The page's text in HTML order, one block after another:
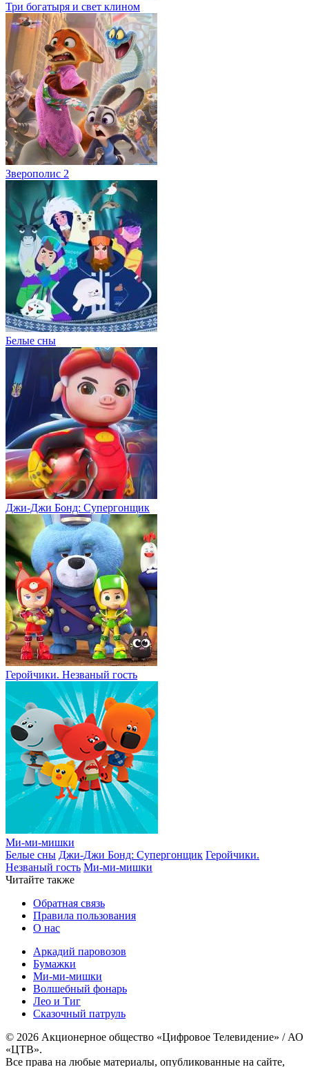
Три богатыря и свет клином
Зверополис 2
Белые сны
Джи-Джи Бонд: Супергонщик
Геройчики. Незваный гость
Ми-ми-мишки
Белые сны Джи-Джи Бонд: Супергонщик Геройчики.
Незваный гость Ми-ми-мишки
Читайте также
Обратная связь
Правила пользования
О нас
Аркадий паровозов
Бумажки
Ми-ми-мишки
Волшебный фонарь
Лео и Тиг
Сказочный патруль
© 2026 Акционерное общество «Цифровое Телевидение» / АО
«ЦТВ».
Все права на любые материалы, опубликованные на сайте,